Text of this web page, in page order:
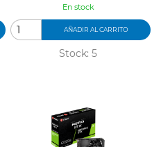
En stock
AÑADIR AL CARRITO
Stock: 5